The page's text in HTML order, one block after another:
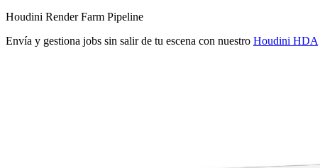
Houdini Render Farm Pipeline
Envía y gestiona jobs sin salir de tu escena con nuestro Houdini HDA